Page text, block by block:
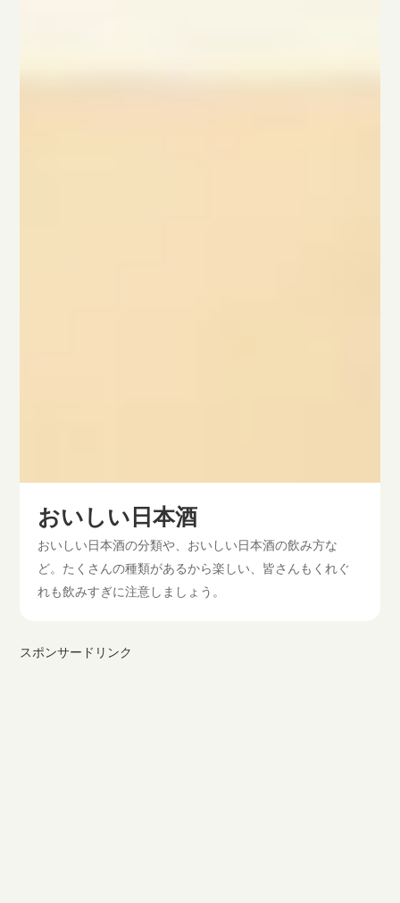
おいしい日本酒
おいしい日本酒の分類や、おいしい日本酒の飲み方な
ど。たくさんの種類があるから楽しい、皆さんもくれぐ
れも飲みすぎに注意しましょう。
スポンサードリンク